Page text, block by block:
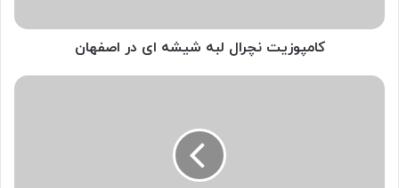
کامپوزیت نچرال لبه شیشه ای در اصفهان
درمان